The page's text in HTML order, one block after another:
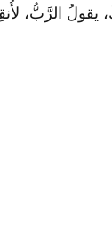
يقولُ الرَّبُّ،